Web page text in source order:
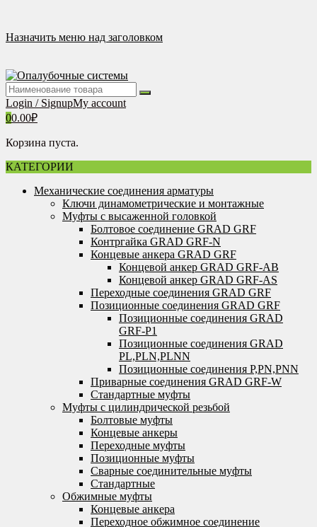
содержимому
Назначить меню над заголовком
Login / SignupMy account
00.00₽
Корзина пуста.
КАТЕГОРИИ
Механические соединения арматуры
Ключи динамометрические и монтажные
Муфты с высаженной головкой
Болтовое соединение GRAD GRF
Контргайка GRAD GRF-N
Концевые анкера GRAD GRF
Концевой анкер GRAD GRF-AB
Концевой анкер GRAD GRF-AS
Переходные соединения GRAD GRF
Позиционные соединения GRAD GRF
Позиционные соединения GRAD
GRF-P1
Позиционные соединения GRAD
PL,PLN,PLNN
Позиционные соединения P,PN,PNN
Приварные соединения GRAD GRF-W
Стандартные муфты
Муфты с цилиндрической резьбой
Болтовые муфты
Концевые анкеры
Переходные муфты
Позиционные муфты
Сварные соединительные муфты
Стандартные
Обжимные муфты
Концевые анкера
Переходное обжимное соединение